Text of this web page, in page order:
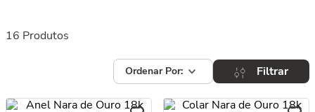
16 Produtos
Filtrar